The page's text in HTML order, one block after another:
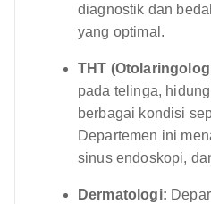
diagnostik dan
yang optimal.
THT
pada telinga,
berbagai kondisi
Departemen ini
sinus endoskopi,
Dermatologi: